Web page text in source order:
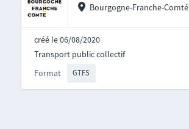
Bourgogne-Franche-Comté
créé le 06/08/2020
Format GTFS
Transport public collectif